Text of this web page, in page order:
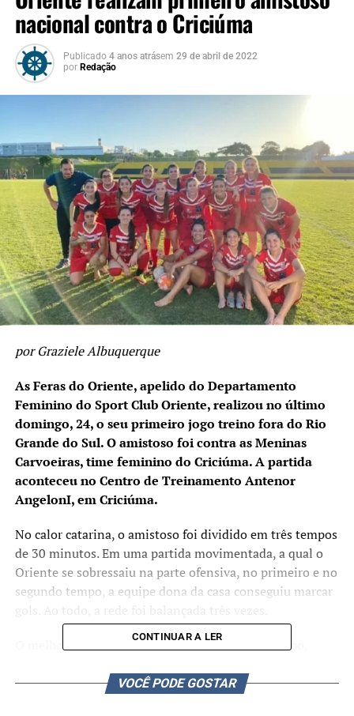
nacional contra o Criciúma
Publicado 4 anos atrásem 29 de abril de 2022
por Redação
por Graziele Albuquerque
As Feras do Oriente, apelido do Departamento
Feminino do Sport Club Oriente, realizou no último
domingo, 24, o seu primeiro jogo treino fora do Rio
Grande do Sul. O amistoso foi contra as Meninas
Carvoeiras, time feminino do Criciúma. A partida
aconteceu no Centro de Treinamento Antenor
AngelonI, em Criciúma.
No calor catarina, o amistoso foi dividido em três tempos
de 30 minutos. Em uma partida movimentada, a qual o
Oriente se sobressaiu na parte ofensiva, no primeiro e no
segundo tempo, a equipe dona da casa conseguiu marcar
O melhor momento das Feras foi no terceiro tempo,
para cima do Criciúma, mas não conseguiram marcar
CONTINUAR A LER
VOCÊ PODE GOSTAR